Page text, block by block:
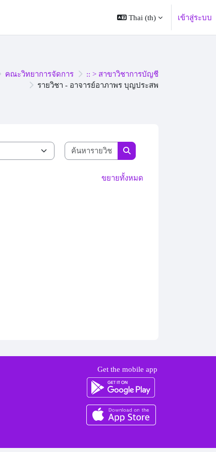
Thai ‎(th)‎ เข้าสู่ระบบ
คณะวิทยาการจัดการ
:: > สาขาวิชาการบัญชี
รายวิชา - อาจารย์อาภาพร บุญประสพ
ค้นหารายวิชา
ค้นหารายวิชา
ขยายทั้งหมด
Get the mobile app